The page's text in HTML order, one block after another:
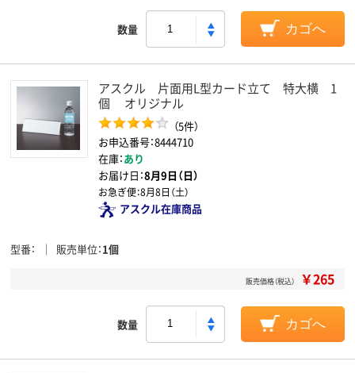
数量 カゴへ
アスクル 片面用L型カード立て 特大横 1
個 オリジナル
（5件）
お申込番号：8444710
在庫：あり
お届け日：8月9日（日）
お急ぎ便：8月8日（土）
アスクル在庫商品
型番 販売単位 1個
販売価格（税込） ￥265
数量 カゴへ